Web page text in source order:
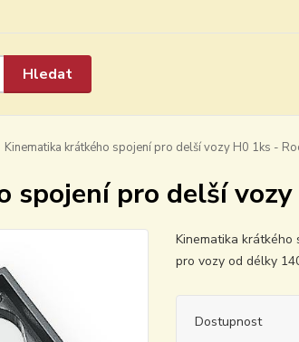
Hledat
Kinematika krátkého spojení pro delší vozy H0 1ks -
spojení pro delší
Kinematika krátkého
pro vozy od délky
Dostupnost